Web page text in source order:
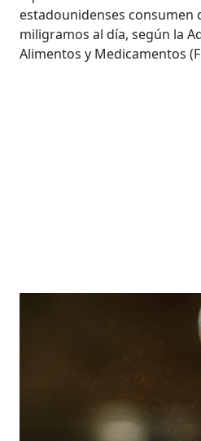
estadounidenses consumen
miligramos al día, según la
Alimentos y Medicamentos